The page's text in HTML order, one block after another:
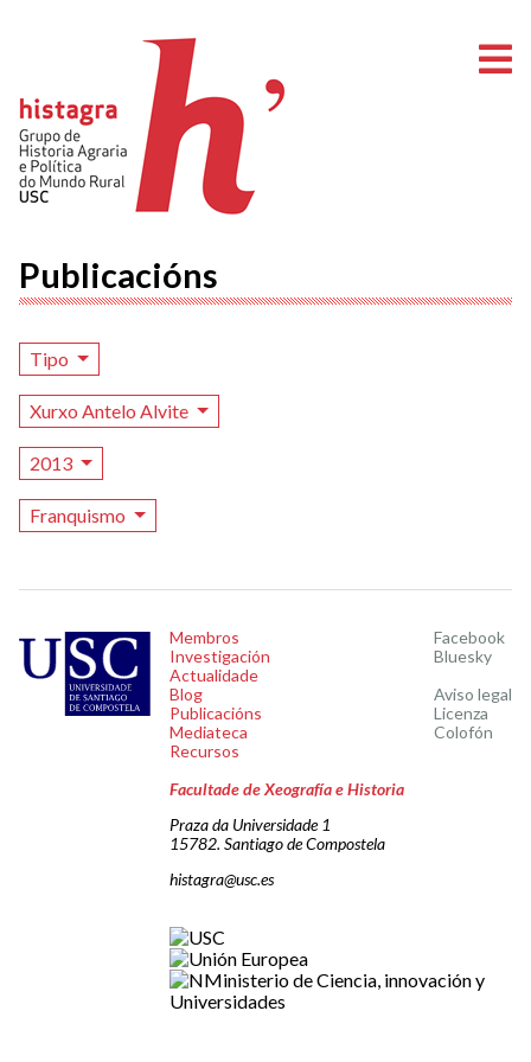
Publicacións
Tipo
Xurxo Antelo Alvite
2013
Franquismo
Membros
Investigación
Actualidade
Blog
Publicacións
Mediateca
Recursos
Facebook
Bluesky
Aviso legal
Licenza
Colofón
Facultade de Xeografía e Historia
Praza da Universidade 1
15782. Santiago de Compostela
histagra@usc.es